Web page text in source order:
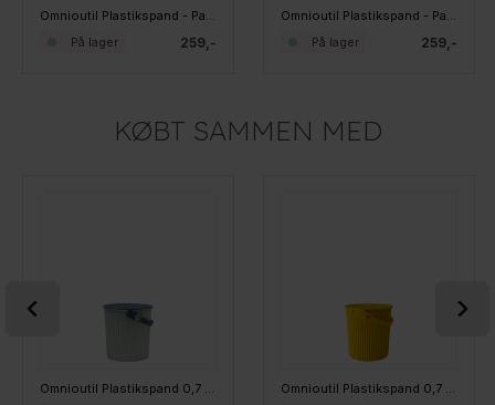
259,-
På lager 259,-
På lager
KØBT SAMMEN MED